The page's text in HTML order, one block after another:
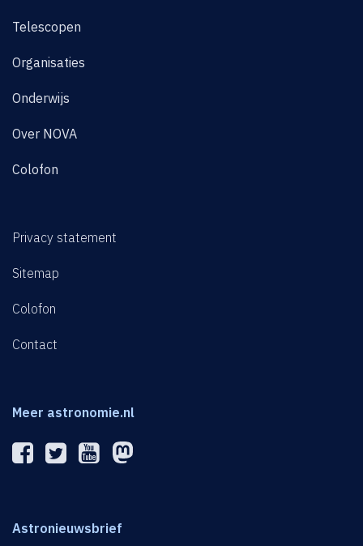
Telescopen
Organisaties
Onderwijs
Over NOVA
Colofon
Privacy statement
Sitemap
Colofon
Contact
Meer astronomie.nl
Astronieuwsbrief